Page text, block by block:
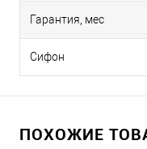
Гарантия, мес
Сифон
ПОХОЖИЕ